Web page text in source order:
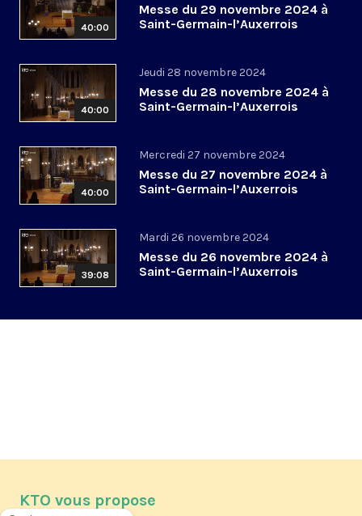
40:00
Messe du 29 novembre 2024 à
Saint-Germain-l’Auxerrois
40:00
Jeudi 28 novembre 2024
Messe du 28 novembre 2024 à
Saint-Germain-l’Auxerrois
40:00
Mercredi 27 novembre 2024
Messe du 27 novembre 2024 à
Saint-Germain-l’Auxerrois
39:08
Mardi 26 novembre 2024
Messe du 26 novembre 2024 à
Saint-Germain-l’Auxerrois
KTO vous propose